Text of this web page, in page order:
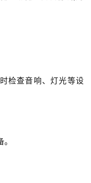
检查音响、灯光等设